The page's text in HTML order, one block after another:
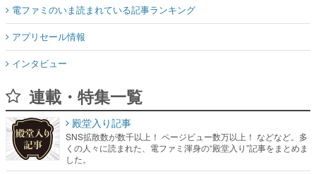
電ファミのいま読まれている記事ランキング
アプリセール情報
インタビュー
連載・特集一覧
殿堂入り記事
SNS拡散数が数千以上！ ページビュー数万以上！ などなど。多
くの人々に読まれた、電ファミ渾身の“殿堂入り”記事をまとめま
した。